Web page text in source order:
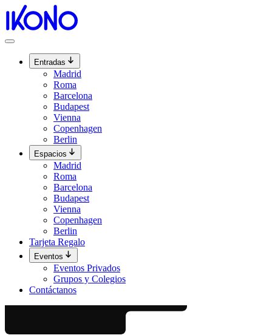
Ir
contenido
Entradas
Madrid
Roma
Barcelona
Budapest
Vienna
Copenhagen
Berlin
Espacios
Madrid
Roma
Barcelona
Budapest
Vienna
Copenhagen
Berlin
Tarjeta Regalo
Eventos
Eventos Privados
Grupos y Colegios
Contáctanos